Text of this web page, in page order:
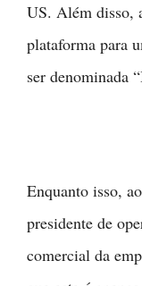
US. Além disso,
plataforma para
ser denominada
Enquanto isso,
presidente de
comercial da